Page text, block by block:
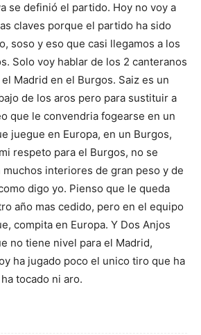
se definió el partido. Hoy no voy a
claves porque el partido ha sido
soso y eso que casi llegamos a los
Solo voy hablar de los 2 canteranos
Madrid en el Burgos. Saiz es un
de los aros pero para sustituir a
que le convendria fogearse en un
juegue en Europa, en un Burgos,
respeto para el Burgos, no se
muchos interiores de gran peso y de
digo yo. Pienso que le queda
año mas cedido, pero en el equipo
compita en Europa. Y Dos Anjos
no tiene nivel para el Madrid,
ha jugado poco el unico tiro que ha
tocado ni aro.